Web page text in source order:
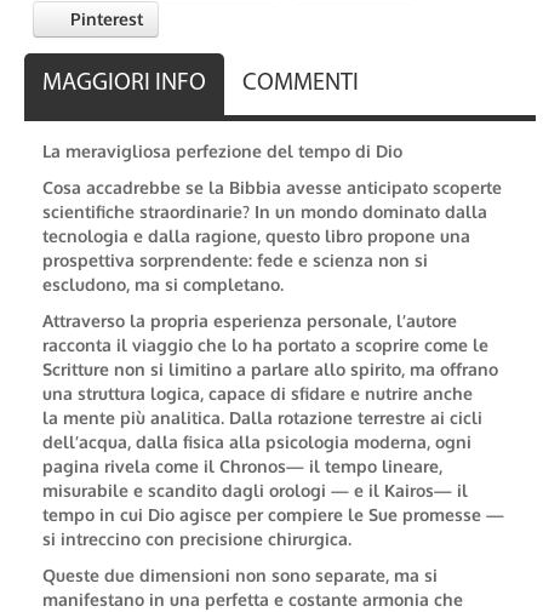
Pinterest
MAGGIORI INFO COMMENTI
La meravigliosa perfezione del tempo di Dio
Cosa accadrebbe se la Bibbia avesse anticipato scoperte
scientifiche straordinarie? In un mondo dominato dalla
tecnologia e dalla ragione, questo libro propone una
prospettiva sorprendente: fede e scienza non si
escludono, ma si completano.
Attraverso la propria esperienza personale, l’autore
racconta il viaggio che lo ha portato a scoprire come le
Scritture non si limitino a parlare allo spirito, ma offrano
una struttura logica, capace di sfidare e nutrire anche
la mente più analitica. Dalla rotazione terrestre ai cicli
dell’acqua, dalla fisica alla psicologia moderna, ogni
pagina rivela come il Chronos— il tempo lineare,
misurabile e scandito dagli orologi — e il Kairos— il
tempo in cui Dio agisce per compiere le Sue promesse —
si intreccino con precisione chirurgica.
Queste due dimensioni non sono separate, ma si
manifestano in una perfetta e costante armonia che